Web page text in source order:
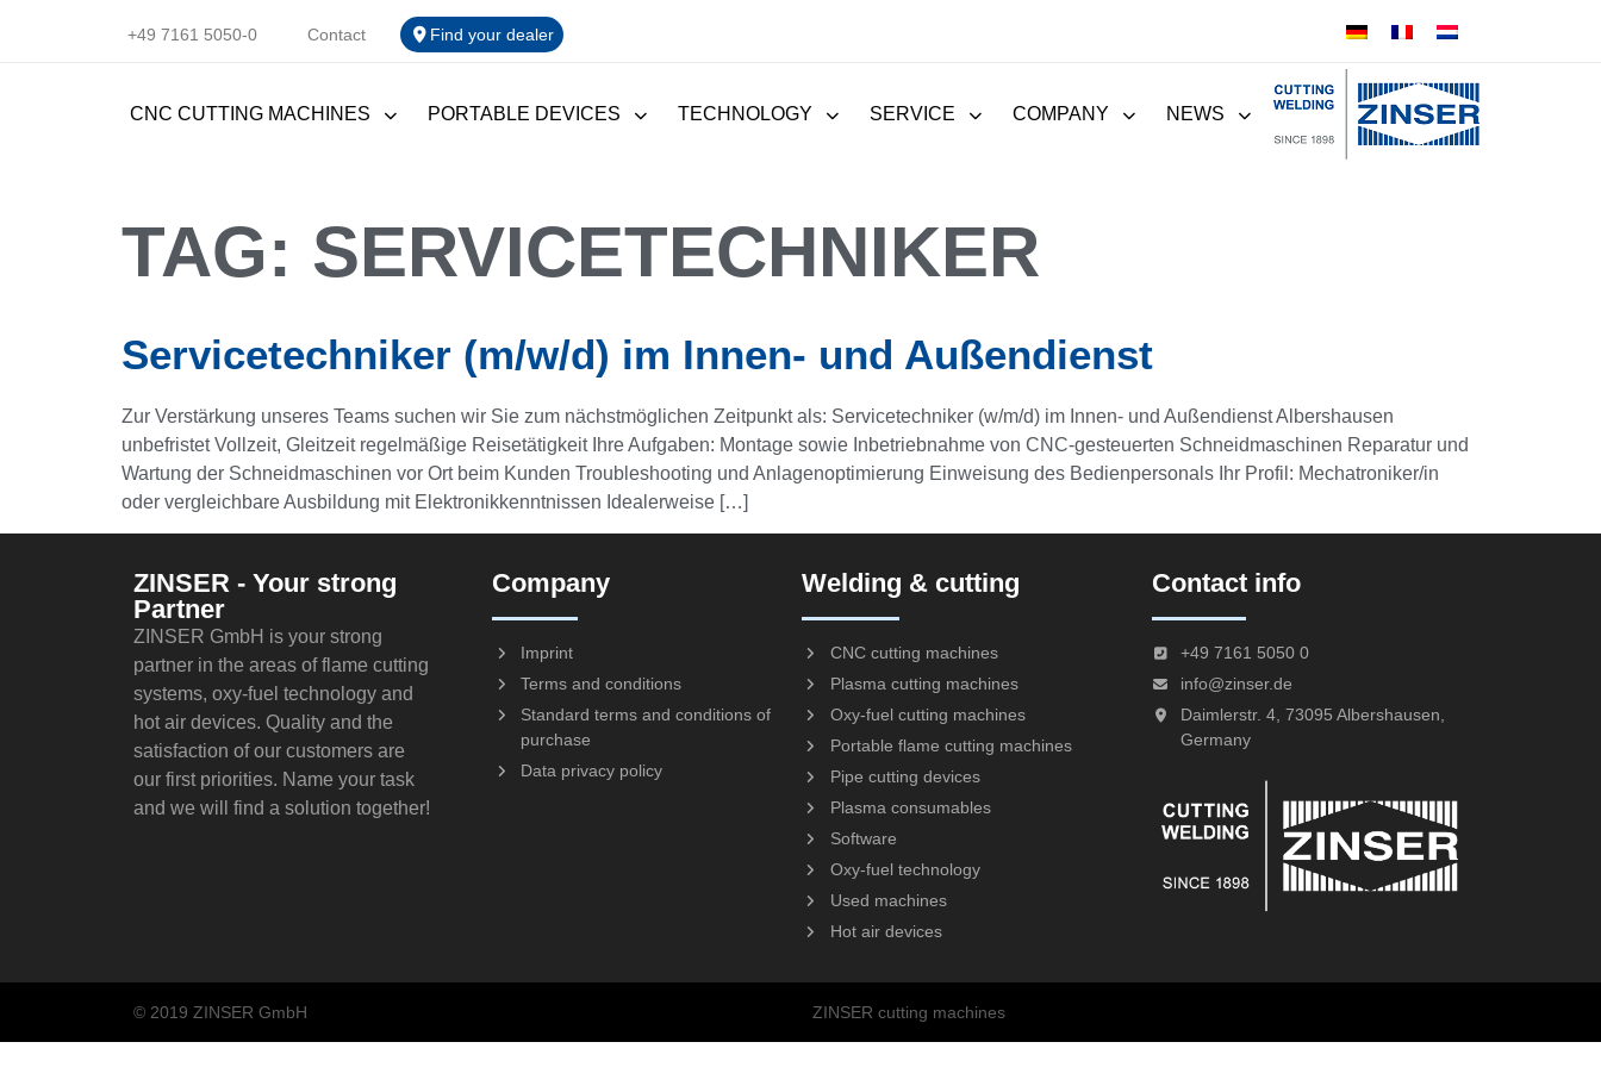
+49 7161 5050-0 Contact Find your dealer
CNC CUTTING MACHINES PORTABLE DEVICES TECHNOLOGY SERVICE COMPANY NEWS
TAG: SERVICETECHNIKER
Servicetechniker (m/w/d) im Innen- und Außendienst
Zur Verstärkung unseres Teams suchen wir Sie zum nächstmöglichen Zeitpunkt als: Servicetechniker (w/m/d) im Innen- und Außendienst Albershausen
unbefristet Vollzeit, Gleitzeit regelmäßige Reisetätigkeit Ihre Aufgaben: Montage sowie Inbetriebnahme von CNC-gesteuerten Schneidmaschinen Reparatur und
Wartung der Schneidmaschinen vor Ort beim Kunden Troubleshooting und Anlagenoptimierung Einweisung des Bedienpersonals Ihr Profil: Mechatroniker/in
oder vergleichbare Ausbildung mit Elektronikkenntnissen Idealerweise […]
ZINSER - Your strong
Partner
ZINSER GmbH is your strong
partner in the areas of flame cutting
systems, oxy-fuel technology and
hot air devices. Quality and the
satisfaction of our customers are
our first priorities. Name your task
and we will find a solution together!
Company
Imprint
Terms and conditions
Standard terms and conditions of
purchase
Data privacy policy
Welding & cutting
CNC cutting machines
Plasma cutting machines
Oxy-fuel cutting machines
Portable flame cutting machines
Pipe cutting devices
Plasma consumables
Software
Oxy-fuel technology
Used machines
Hot air devices
Contact info
+49 7161 5050 0
info@zinser.de
Daimlerstr. 4, 73095 Albershausen,
Germany
© 2019 ZINSER GmbH ZINSER cutting machines